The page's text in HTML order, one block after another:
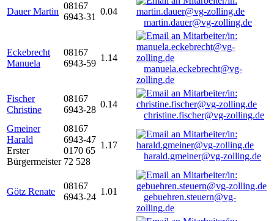
Dauer Martin
08167
6943-31
0.04
martin.dauer@vg-zolling.de
Eckebrecht
Manuela
08167
6943-59
1.14
manuela.eckebrecht@vg-
zolling.de
Fischer
Christine
08167
6943-28
0.14
christine.fischer@vg-zolling.de
Gmeiner
Harald
Erster
Bürgermeister
08167
6943-47
0170 65
72 528
1.17
harald.gmeiner@vg-zolling.de
Götz Renate
08167
6943-24
1.01
gebuehren.steuern@vg-
zolling.de